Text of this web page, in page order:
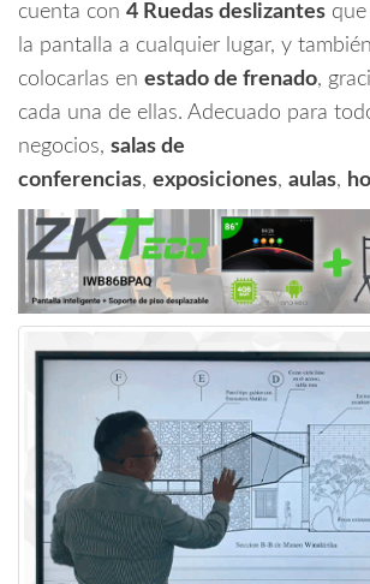
IWBA01B
cantidad
cuenta con 4 Ruedas deslizantes
la pantalla a cualquier lugar, y
colocarlas en estado de frenado,
cada una de ellas. Adecuado para
negocios, salas de
conferencias, exposiciones, aulas,